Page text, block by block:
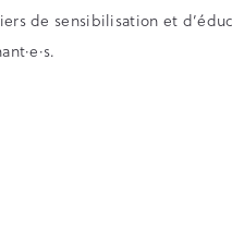
de sensibilisation et